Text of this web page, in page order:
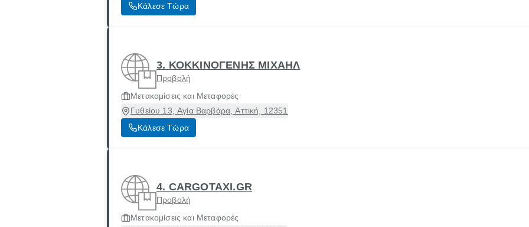
Κάλεσε Τώρα
3. ΚΟΚΚΙΝΟΓΕΝΗΣ ΜΙΧΑΗΛ
Προβολή
Μετακομίσεις και Μεταφορές
Γυθείου 13, Αγία Βαρβάρα, Αττική, 12351
Κάλεσε Τώρα
4. CARGOTAXI.GR
Προβολή
Μετακομίσεις και Μεταφορές